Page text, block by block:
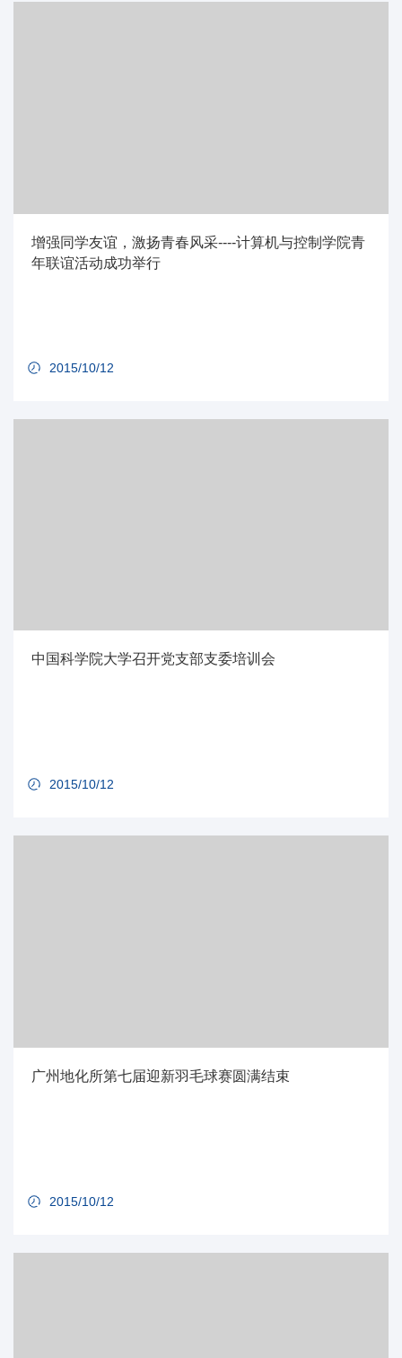
增强同学友谊，激扬青春风采----计算机与控制学院青
年联谊活动成功举行
2015/10/12
中国科学院大学召开党支部支委培训会
2015/10/12
广州地化所第七届迎新羽毛球赛圆满结束
2015/10/12